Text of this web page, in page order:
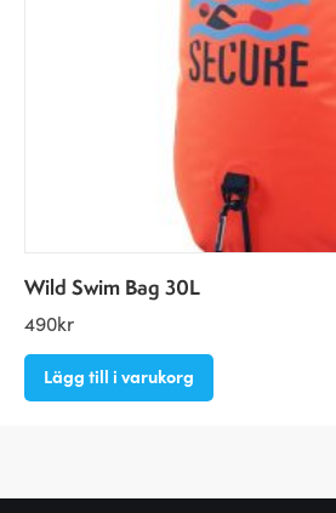
Wild Swim Bag 30L
490kr
Lägg till i varukorg